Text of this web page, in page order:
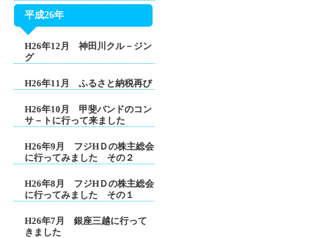
平成26年
H26年12月 神田川クル－ジン
グ
H26年11月 ふるさと納税再び
H26年10月 甲斐バンドのコン
サ－トに行って来ました
H26年9月 フジHＤの株主総会
に行ってみました その２
H26年8月 フジHＤの株主総会
に行ってみました その１
H26年7月 銀座三越に行って
きました